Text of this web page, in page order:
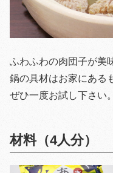
ふわふわの肉団子が美
鍋の具材はお家にある
ぜひ一度お試し下さい。
材料（4人分）